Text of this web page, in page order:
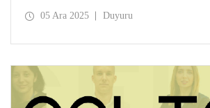
Ücretsiz olan etkinlik için son başvuru
05 Ara 2025 Duyuru